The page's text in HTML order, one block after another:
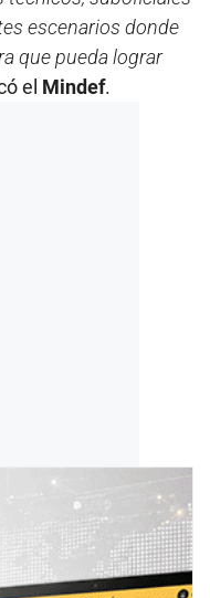
escenarios donde
que pueda lograr
el Mindef.